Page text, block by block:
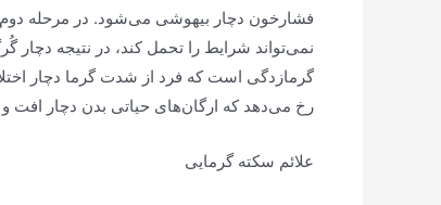
فشارخون دچار بیهوشی می‌شود. در مرحله دوم
نمی‌تواند شرایط را تحمل کند، در نتیجه
گرمازدگی است که فرد از شدت گرما دچار
رخ می‌دهد که ارگان‌های حیاتی بدن دچار افت
علائم سکته گرمایی